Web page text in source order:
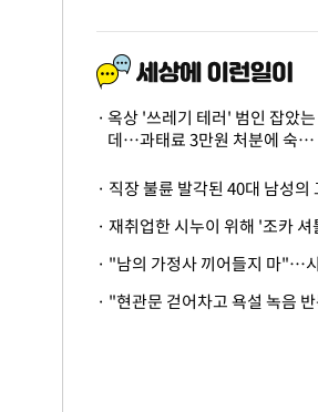
옥상 '쓰레기 테러' 범인 잡았는
데…과태료 3만원 처분에 숙박업